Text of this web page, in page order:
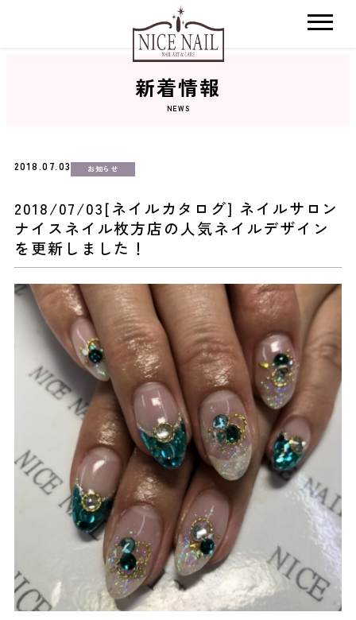
おすすめクーポン
料金メニュー
コンセプト
よくあるご質問
ご利用の流れ
取り扱いカラー
ネイル用語
消費者志向自主宣言
新着情報
NEWS
2018.07.03 お知らせ
2018/07/03[ネイルカタログ] ネイルサロン
ナイスネイル枚方店の人気ネイルデザイン
を更新しました！